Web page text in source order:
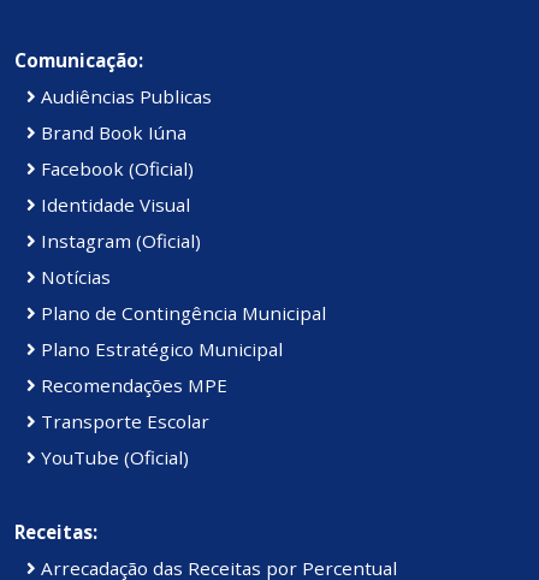
Comunicação:
Audiências Publicas
Brand Book Iúna
Facebook (Oficial)
Identidade Visual
Instagram (Oficial)
Notícias
Plano de Contingência Municipal
Plano Estratégico Municipal
Recomendações MPE
Transporte Escolar
YouTube (Oficial)
Receitas:
Arrecadação das Receitas por Percentual